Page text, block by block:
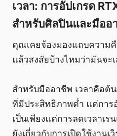
เวลา: การอัปเกรด
สำหรับศิลปินและมืออ
คุณเคยจ้องมองแถบความคื
แล้วสงสัยบ้างไหมว่ามันจะ
สำหรับมืออาชีพ เวลาคือต้
ที่มีประสิทธิภาพต่ำ แต่การ
เป็นเพียงแค่การลดเวลาเ
ยังเกี่ยวกับการเปิดใช้งาน